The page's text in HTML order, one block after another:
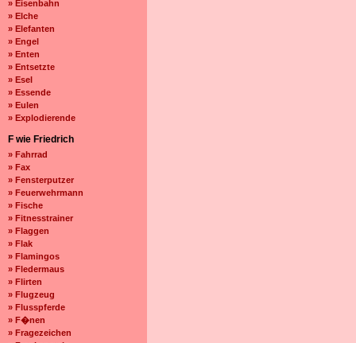
» Eisenbahn
» Elche
» Elefanten
» Engel
» Enten
» Entsetzte
» Esel
» Essende
» Eulen
» Explodierende
F wie Friedrich
» Fahrrad
» Fax
» Fensterputzer
» Feuerwehrmann
» Fische
» Fitnesstrainer
» Flaggen
» Flak
» Flamingos
» Fledermaus
» Flirten
» Flugzeug
» Flusspferde
» F�nen
» Fragezeichen